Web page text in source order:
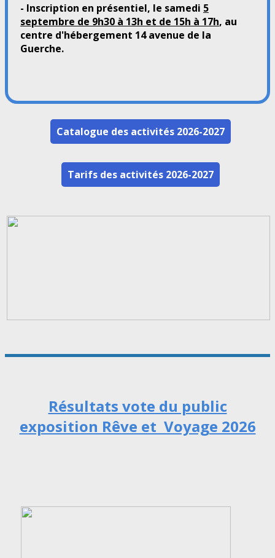
- Inscription en présentiel, le samedi 5
septembre de 9h30 à 13h et de 15h à 17h, au
centre d'hébergement 14 avenue de la
Guerche.
Catalogue des activités 2026-2027
Tarifs des activités 2026-2027
Résultats vote du public
exposition Rêve et Voyage 2026